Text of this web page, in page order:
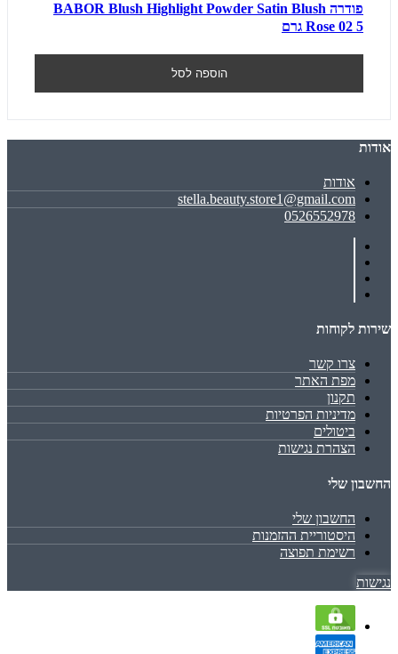
פודרה BABOR Blush Highlight Powder Satin Blush
Rose 02 5 גרם
הוספה לסל
אודות
אודות
stella.beauty.store1@gmail.com
0526552978
שירות לקוחות
צרו קשר
מפת האתר
תקנון
מדיניות הפרטיות
ביטולים
הצהרת נגישות
החשבון שלי
החשבון שלי
היסטוריית ההזמנות
רשימת תפוצה
נגישות